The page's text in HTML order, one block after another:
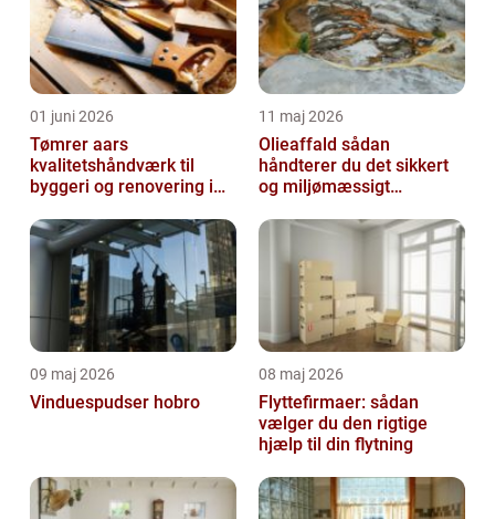
01 juni 2026
Tømrer aars
kvalitetshåndværk til
byggeri og renovering i
11 maj 2026
Olieaffald sådan
håndterer du det sikkert
og miljømæssigt
09 maj 2026
Vinduespudser hobro
08 maj 2026
Flyttefirmaer: sådan
vælger du den rigtige
hjælp til din flytning